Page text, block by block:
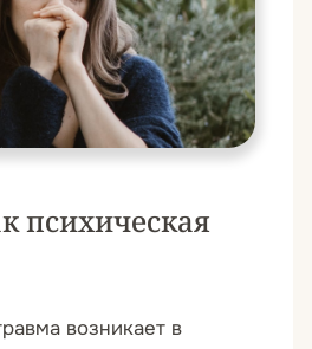
психическая
возникает в